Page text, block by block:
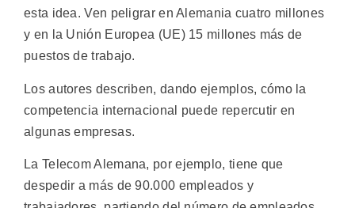
esta idea. Ven peligrar en Alemania cuatro millones
y en la Unión Europea (UE) 15 millones más de
puestos de trabajo.
Los autores describen, dando ejemplos, cómo la
competencia internacional puede repercutir en
algunas empresas.
La Telecom Alemana, por ejemplo, tiene que
despedir a más de 90.000 empleados y